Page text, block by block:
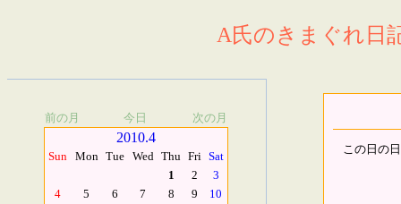
A氏のきまぐれ日
前の月 今日 次の月
2010.4
Sun Mon Tue Wed Thu Fri Sat
1
2
3
4
5 6 7 8 9
10
この日の